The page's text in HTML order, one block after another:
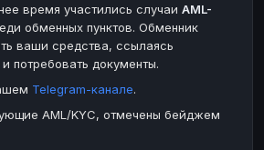
SOL
XRP Ripple
USD Paxum
время участились случаи AML-
обменных пунктов. Обменник
ваши средства, ссылаясь
потребовать документы.
Telegram-канале.
AML/KYC, отмечены бейджем